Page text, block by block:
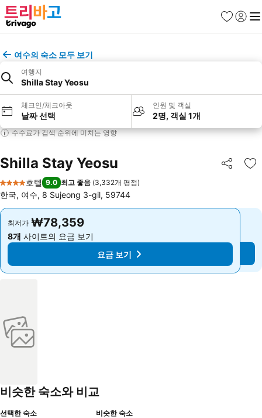
즐겨찾기
로그인
메
여수의 숙소 모두 보기
여행지
Shilla Stay Yeosu
체크인/체크아웃
날짜 선택
인원 및 객실
2명, 객실 1개
수수료가 검색 순위에 미치는 영향
Shilla Stay Yeosu 공유
즐
4 성급
호텔 9.0 최고 좋음 (3,332개 평점)
한국, 여수, 8 Sujeong 3-gil, 59744
최저가 ₩78,359
8개 사이트의 요금 보기
요금 보기
최저가 ₩78,359
8개 사이트의 요금 보기
요금 보기
비슷한 숙소와 비교
선택한 숙소 비슷한 숙소